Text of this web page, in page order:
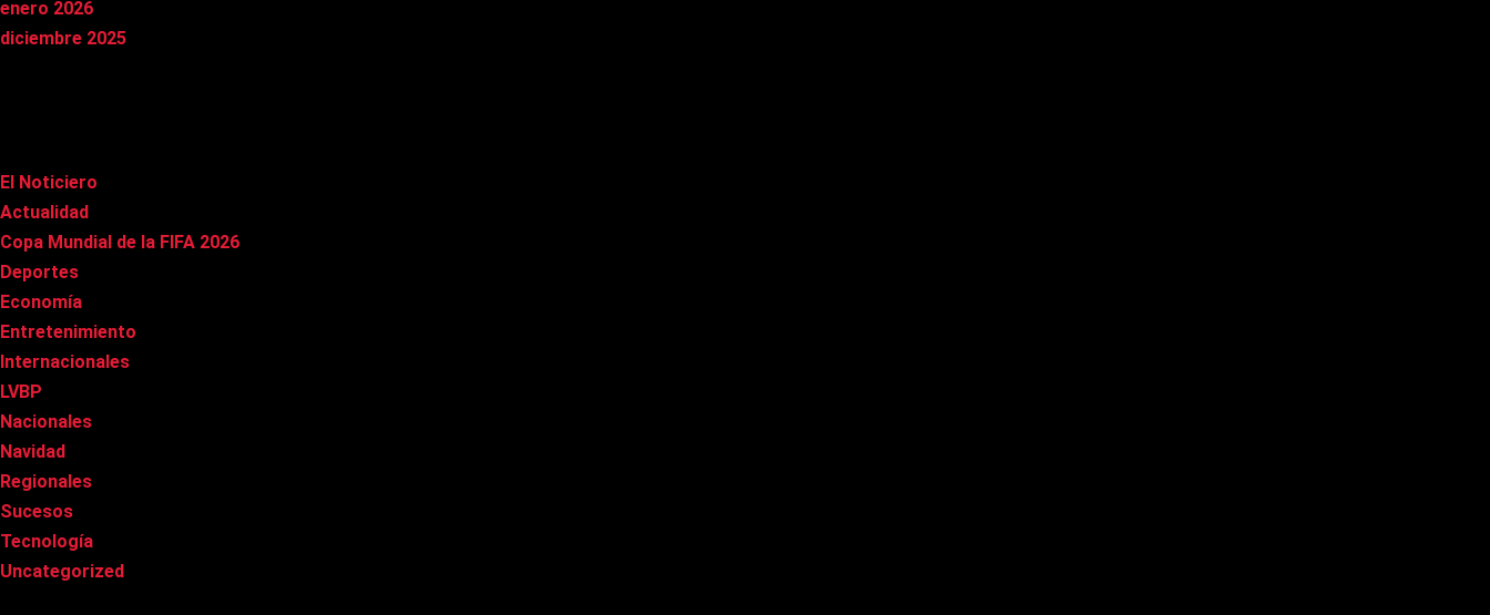
enero 2026
diciembre 2025
El Noticiero
Actualidad
Copa Mundial de la FIFA 2026
Deportes
Economía
Entretenimiento
Internacionales
LVBP
Nacionales
Navidad
Regionales
Sucesos
Tecnología
Uncategorized